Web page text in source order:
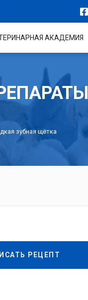
АКАДЕМИЯ
зубная щётка
РЕЦЕПТ